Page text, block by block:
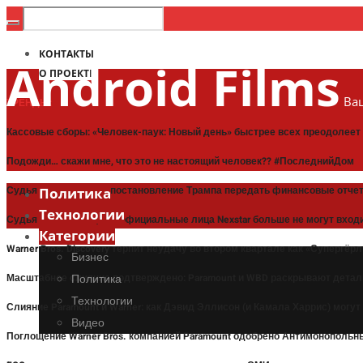
КОНТАКТЫ
О ПРОЕКТЕ
ТРЕНДЫ:
Кассовые сборы: «Человек-паук: Новый день» быстрее всех
Подожди… скажи мне, что это не настоящий человек?? #ПоследнийДом
Судья приостановил постановление Трампа передать финансовые
Судья постановил, что официальные лица Nexstar больше не могут
Warner Bros. Discovery терпит неудачу во втором квартале как
Масштабное слияние подтверждено: Paramount и WBD раскрывают
Слияние Paramount и Warner: как Дэвид Эллисон (и Камала Харрис) могут
Поглощение Warner Bros. компанией Paramount одобрено
Android Films
Политика
Технологии
Категории
Бизнес
Политика
Технологии
Видео